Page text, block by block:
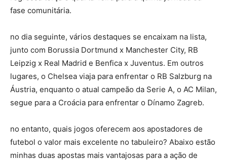
fase comunitária.
no dia seguinte, vários destaques se encaixam na lista,
junto com Borussia Dortmund x Manchester City, RB
Leipzig x Real Madrid e Benfica x Juventus. Em outros
lugares, o Chelsea viaja para enfrentar o RB Salzburg na
Áustria, enquanto o atual campeão da Serie A, o AC Milan,
segue para a Croácia para enfrentar o Dínamo Zagreb.
no entanto, quais jogos oferecem aos apostadores de
futebol o valor mais excelente no tabuleiro? Abaixo estão
minhas duas apostas mais vantajosas para a ação de